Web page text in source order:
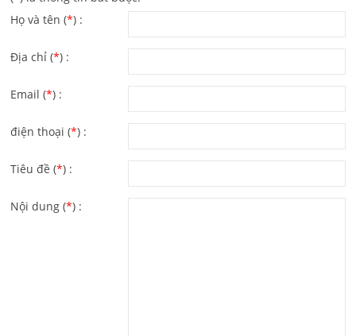
Họ và tên (*) :
Địa chỉ (*) :
Email (*) :
điện thoại (*) :
Tiêu đề (*) :
Nội dung (*) :